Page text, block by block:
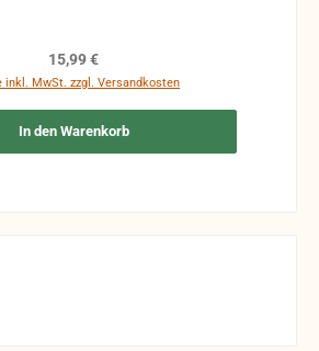
Regulärer Preis:
15,99 €
inkl. MwSt. zzgl. Versandkosten
In den Warenkorb